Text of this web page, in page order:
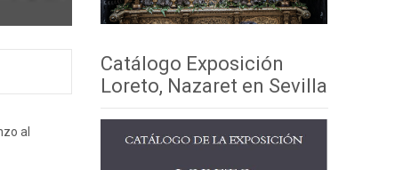
al
Catálogo Exposición
Loreto, Nazaret en Sevilla